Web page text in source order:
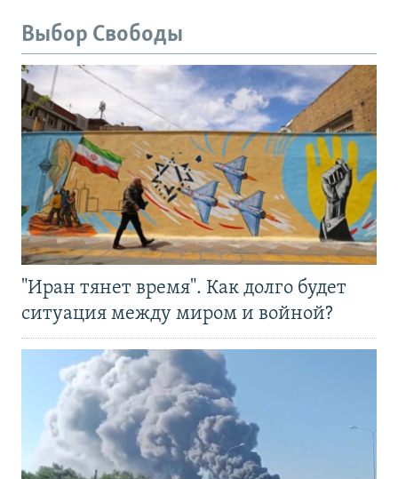
Выбор Свободы
"Иран тянет время". Как долго будет
ситуация между миром и войной?